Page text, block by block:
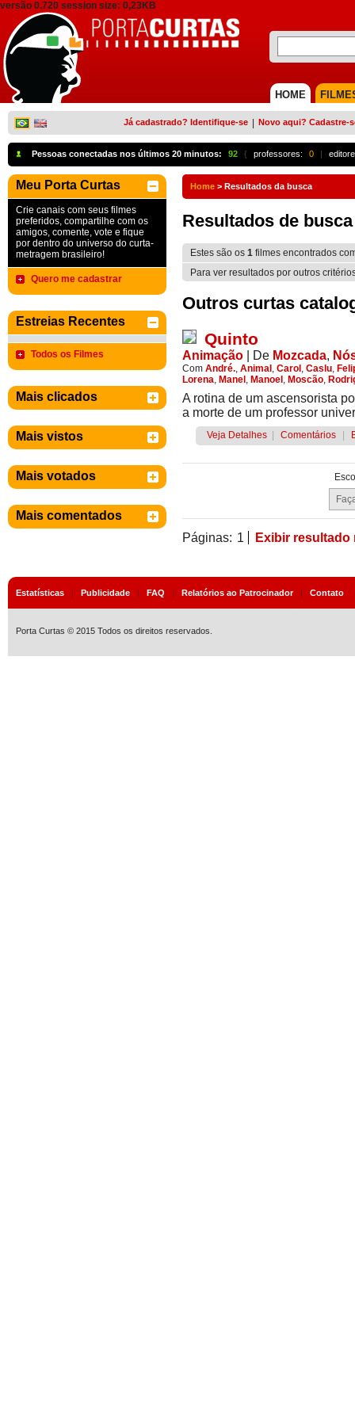
versão 0.720 session size: 0,23KB
HOME
Já cadastrado? Identifique-se Novo aqui? Cadastre-
Pessoas conectadas nos últimos 20 minutos: 92 { professores: 0 |
Meu Porta Curtas
Crie canais com seus filmes
preferidos, compartilhe com os
amigos, comente, vote e fique
por dentro do universo do curta-
metragem brasileiro!
Quero me cadastrar
Estreias Recentes
Todos os Filmes
Mais clicados
Mais vistos
Mais votados
Mais comentados
Home > Resultados da busca
Resultados de busca
Estes são os 1 filmes encontrados
Para ver resultados por outros
Outros curtas
Quinto
Animação De Mozcada,
Com André., Animal , Carol , Caslu,
Lorena, Manel , Manoel , Moscão,
A rotina de um ascensorista
a morte de um professor
Veja Detalhes Comentários
Páginas: 1 Exibir resultado
Estatísticas | Publicidade | FAQ | Relatórios ao Patrocinador| Contato
Porta Curtas © 2015 Todos os direitos reservados.